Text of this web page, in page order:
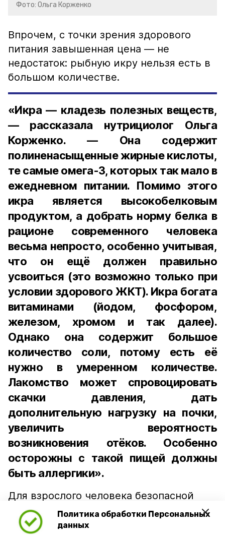
Политика обработки Персональных
данных
Фото: Ольга Корженко
Впрочем, с точки зрения здорового
питания завышенная цена — не
недостаток: рыбную икру нельзя есть в
большом количестве.
«Икра — кладезь полезных веществ,
— рассказала нутрициолог Ольга
Корженко. — Она содержит
полиненасыщенные жирные кислоты,
те самые омега-3, которых так мало в
ежедневном питании. Помимо этого
икра является высокобелковым
продуктом, а добрать норму белка в
рационе современного человека
весьма непросто, особенно учитывая,
что он ещё должен правильно
усвоиться (это возможно только при
условии здорового ЖКТ). Икра богата
витаминами (йодом, фосфором,
железом, хромом и так далее).
Однако она содержит большое
количество соли, потому есть её
нужно в умеренном количестве.
Лакомство может спровоцировать
скачки давления, дать
дополнительную нагрузку на почки,
увеличить вероятность
возникновения отёков. Особенно
осторожны с такой пищей должны
быть аллергики».
Для взрослого человека безопасной
порцией икры считается 30-50 граммов
(2-3 ложки). При этом следует обратить